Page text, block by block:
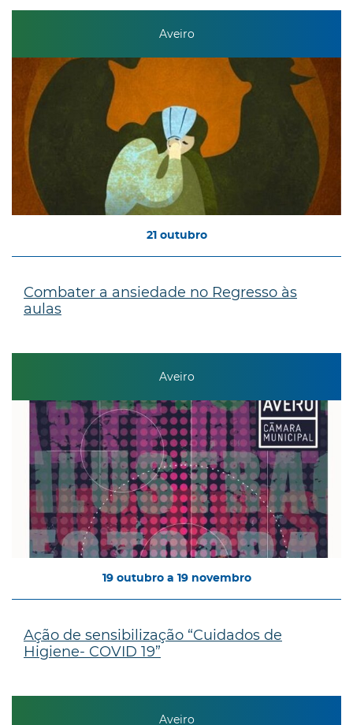
Aveiro
21 outubro
Combater a ansiedade no Regresso às
aulas
Aveiro
19 outubro a 19 novembro
Ação de sensibilização “Cuidados de
Higiene- COVID 19”
Aveiro